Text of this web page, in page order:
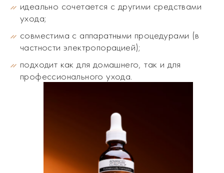
идеально сочетается с другими средствами
ухода;
совместима с аппаратными процедурами (в
частности электропорацией);
подходит как для домашнего, так и для
профессионального ухода.